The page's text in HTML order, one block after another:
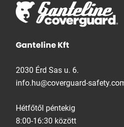
Ganteline Kft
2030 Érd Sas u. 6.
info.hu@coverguard-
Hétfőtől péntekig
8:00-16:30 között